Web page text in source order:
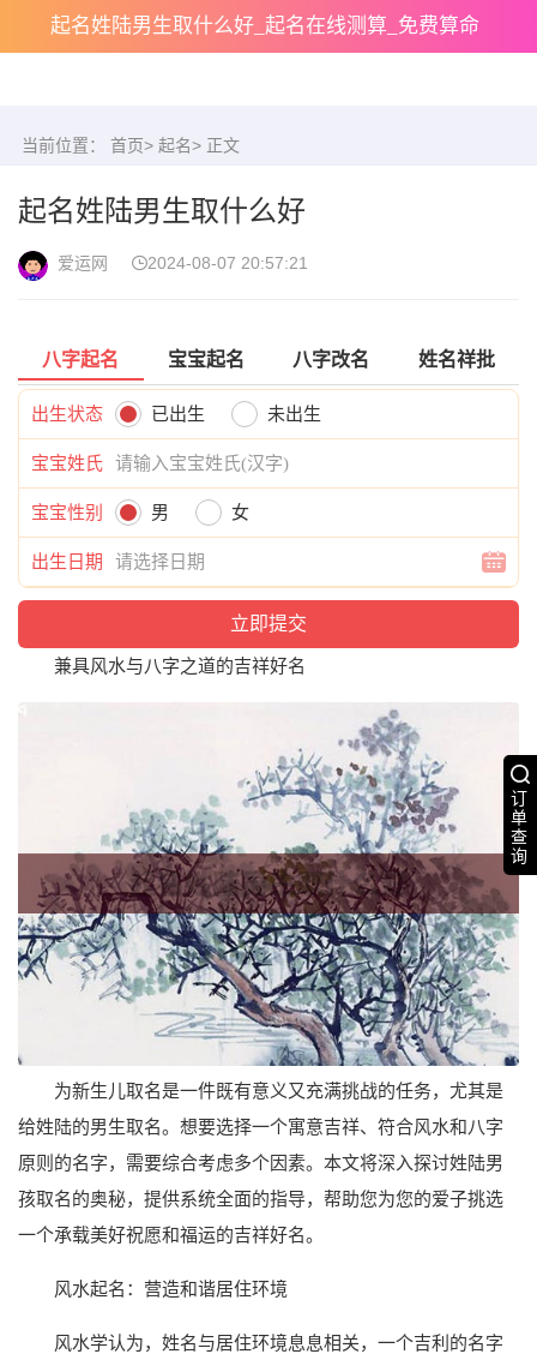
起名姓陆男生取什么好_起名在线测算_免费算命
订
单
查
询
当前位置： 首页> 起名> 正文
起名姓陆男生取什么好
爱运网 2024-08-07 20:57:21
八字起名 宝宝起名 八字改名 姓名祥批
出生状态 已出生 未出生
宝宝姓氏
宝宝性别 男 女
出生日期
兼具风水与八字之道的吉祥好名
为新生儿取名是一件既有意义又充满挑战的任务，尤其是
给姓陆的男生取名。想要选择一个寓意吉祥、符合风水和八字
原则的名字，需要综合考虑多个因素。本文将深入探讨姓陆男
孩取名的奥秘，提供系统全面的指导，帮助您为您的爱子挑选
一个承载美好祝愿和福运的吉祥好名。
风水起名：营造和谐居住环境
风水学认为，姓名与居住环境息息相关，一个吉利的名字